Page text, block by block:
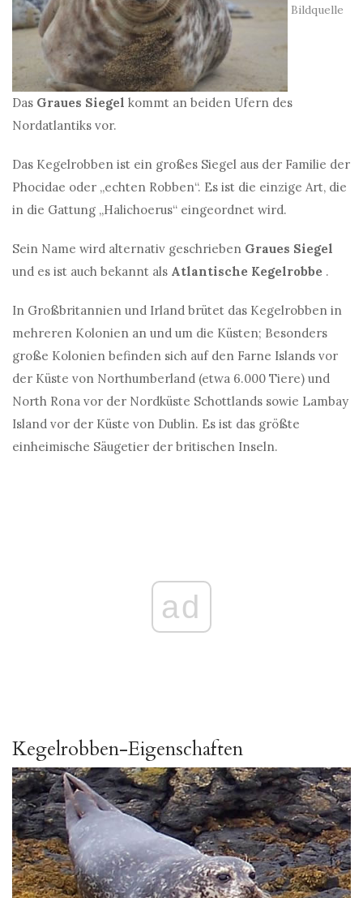
Bildquelle
Das Graues Siegel kommt an beiden Ufern des
Nordatlantiks vor.
Das Kegelrobben ist ein großes Siegel aus der Familie der
Phocidae oder „echten Robben“. Es ist die einzige Art, die
in die Gattung „Halichoerus“ eingeordnet wird.
Sein Name wird alternativ geschrieben Graues Siegel
und es ist auch bekannt als Atlantische Kegelrobbe .
In Großbritannien und Irland brütet das Kegelrobben in
mehreren Kolonien an und um die Küsten; Besonders
große Kolonien befinden sich auf den Farne Islands vor
der Küste von Northumberland (etwa 6.000 Tiere) und
North Rona vor der Nordküste Schottlands sowie Lambay
Island vor der Küste von Dublin. Es ist das größte
einheimische Säugetier der britischen Inseln.
ad
Kegelrobben-Eigenschaften